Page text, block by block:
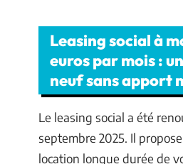
Leasing social à
euros par mois :
neuf sans apport
Le leasing social a été
septembre 2025. Il
location longue durée de